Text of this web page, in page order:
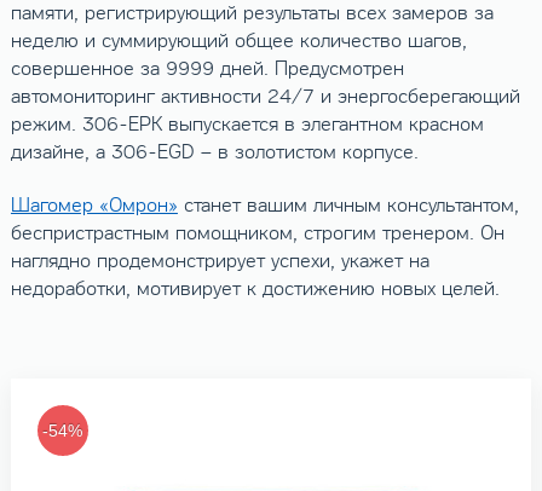
памяти, регистрирующий результаты всех замеров за
неделю и суммирующий общее количество шагов,
совершенное за 9999 дней. Предусмотрен
автомониторинг активности 24/7 и энергосберегающий
режим. 306-EPK выпускается в элегантном красном
дизайне, а 306-EGD – в золотистом корпусе.
Шагомер «Омрон» станет вашим личным консультантом,
беспристрастным помощником, строгим тренером. Он
наглядно продемонстрирует успехи, укажет на
недоработки, мотивирует к достижению новых целей.
-54%